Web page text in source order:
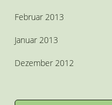
Februar 2013
Januar 2013
Dezember 2012